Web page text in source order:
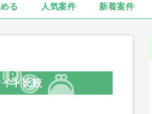
る 人気案件 新着案件
ト比較